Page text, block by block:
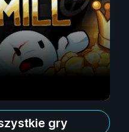
gry